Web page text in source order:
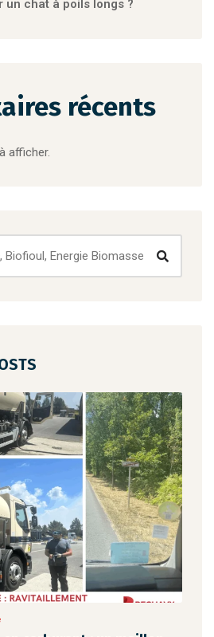
un chat à poils longs ?
récents
afficher.